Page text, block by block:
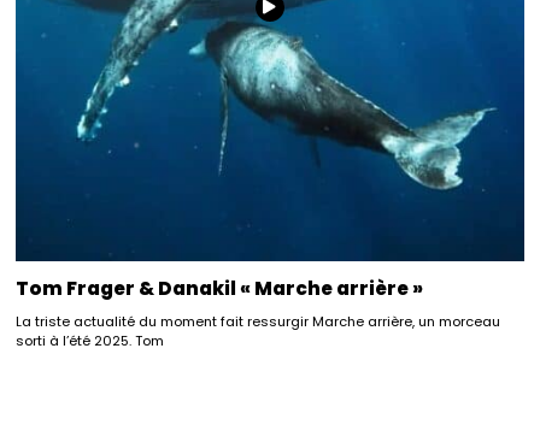
Tom Frager & Danakil « Marche arrière »
La triste actualité du moment fait ressurgir Marche arrière, un morceau
sorti à l’été 2025. Tom